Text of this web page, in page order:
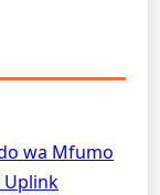
wa Mfumo
Uplink